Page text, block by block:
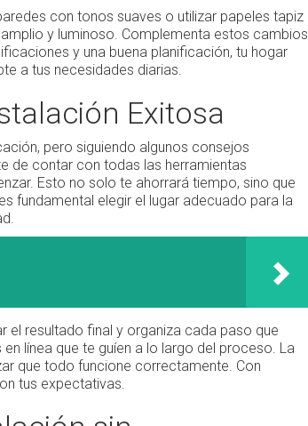
con tonos suaves o utilizar papeles tapiz
y luminoso. Complementa estos cambios
y una buena planificación, tu hogar
a tus necesidades diarias.
Exitosa
pero siguiendo algunos consejos
de contar con todas las herramientas
Esto no solo te ahorrará tiempo, sino que
fundamental elegir el lugar adecuado para la
el resultado final y organiza cada paso que
línea que te guíen a lo largo del proceso. La
que todo funcione correctamente. Con
tus expectativas.